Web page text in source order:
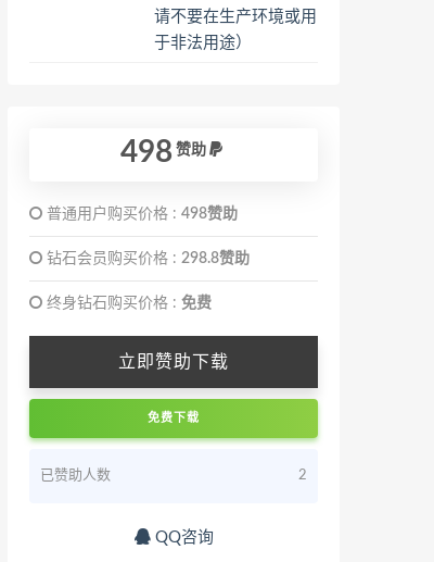
请不要在生产环境或用
于非法用途）
498 赞助
普通用户购买价格 : 498赞助
钻石会员购买价格 : 298.8赞助
终身钻石购买价格 : 免费
立即赞助下载
免费下载
已赞助人数 2
QQ咨询